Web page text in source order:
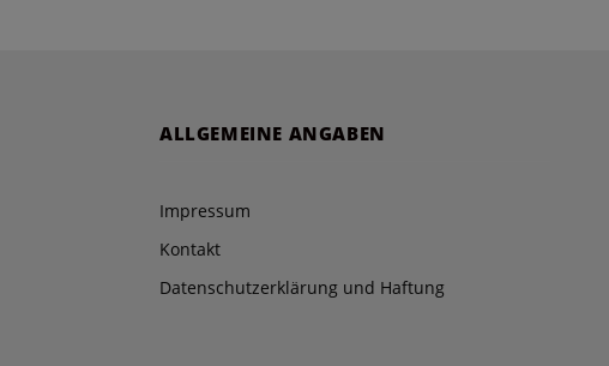
ALLGEMEINE ANGABEN
Impressum
Kontakt
Datenschutzerklärung und Haftung